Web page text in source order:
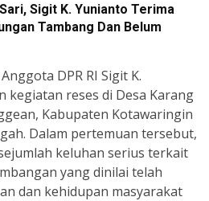
Sigit K. Yunianto Terima
Tambang Dan Belum
DPR RI Sigit K.
kegiatan reses di Desa Karang
Kabupaten Kotawaringin
Dalam pertemuan tersebut,
keluhan serius terkait
yang dinilai telah
dan kehidupan masyarakat